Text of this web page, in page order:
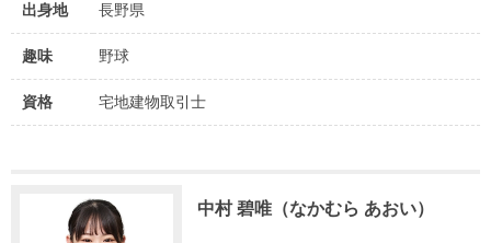
出身地 長野県
趣味 野球
資格 宅地建物取引士
中村 碧唯（なかむら あおい）